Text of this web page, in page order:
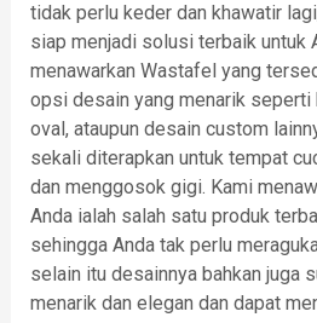
tidak perlu keder dan khawatir
siap menjadi solusi terbaik untuk
menawarkan Wastafel yang
opsi desain yang menarik seperti
oval, ataupun desain custom
sekali diterapkan untuk tempat
dan menggosok gigi. Kami
Anda ialah salah satu produk
sehingga Anda tak perlu
selain itu desainnya bahkan juga
menarik dan elegan dan dapat